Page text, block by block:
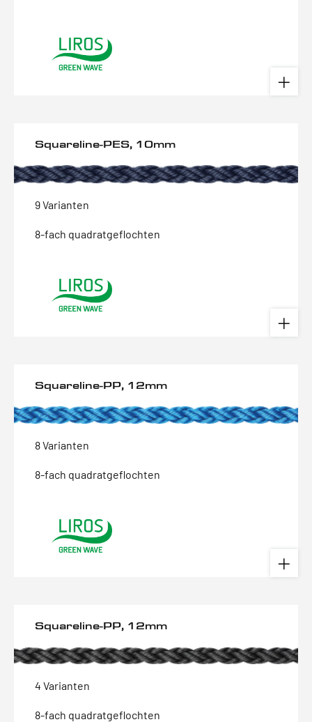
Squareline-PES, 10mm
9 Varianten
8-fach quadratgeflochten
Squareline-PP, 12mm
8 Varianten
8-fach quadratgeflochten
Squareline-PP, 12mm
4 Varianten
8-fach quadratgeflochten